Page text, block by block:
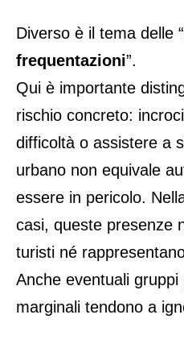
Diverso è il tema delle “
frequentazioni”.
Qui è importante
rischio concreto:
difficoltà o assistere a
urbano non equivale
essere in pericolo.
casi, queste presenze
turisti né
Anche eventuali
marginali tendono a